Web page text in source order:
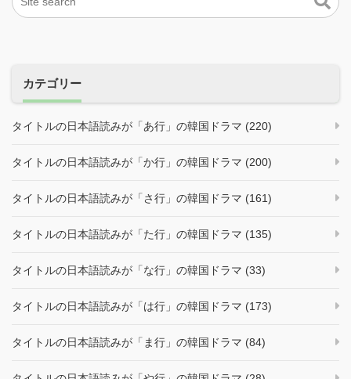
カテゴリー
タイトルの日本語読みが「あ行」の韓国ドラマ (220)
タイトルの日本語読みが「か行」の韓国ドラマ (200)
タイトルの日本語読みが「さ行」の韓国ドラマ (161)
タイトルの日本語読みが「た行」の韓国ドラマ (135)
タイトルの日本語読みが「な行」の韓国ドラマ (33)
タイトルの日本語読みが「は行」の韓国ドラマ (173)
タイトルの日本語読みが「ま行」の韓国ドラマ (84)